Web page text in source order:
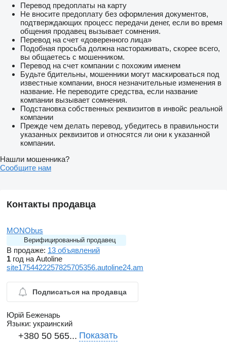
Перевод предоплаты на карту
Не вносите предоплату без оформления документов,
подтверждающих процесс передачи денег, если во время
общения продавец вызывает сомнения.
Перевод на счет «доверенного лица»
Подобная просьба должна настораживать, скорее всего,
вы общаетесь с мошенником.
Перевод на счет компании с похожим именем
Будьте бдительны, мошенники могут маскироваться под
известные компании, внося незначительные изменения в
название. Не переводите средства, если название
компании вызывает сомнения.
Подстановка собственных реквизитов в инвойс реальной
компании
Прежде чем делать перевод, убедитесь в правильности
указанных реквизитов и относятся ли они к указанной
компании.
Нашли мошенника?
Сообщите нам
Контакты продавца
MONObus
Верифицированный продавец
В продаже: 13 объявлений
1 год на Autoline
site1754422257825705356.autoline24.am
Подписаться на продавца
Юрій Беженарь
Языки: украинский
+380 50 565... Показать